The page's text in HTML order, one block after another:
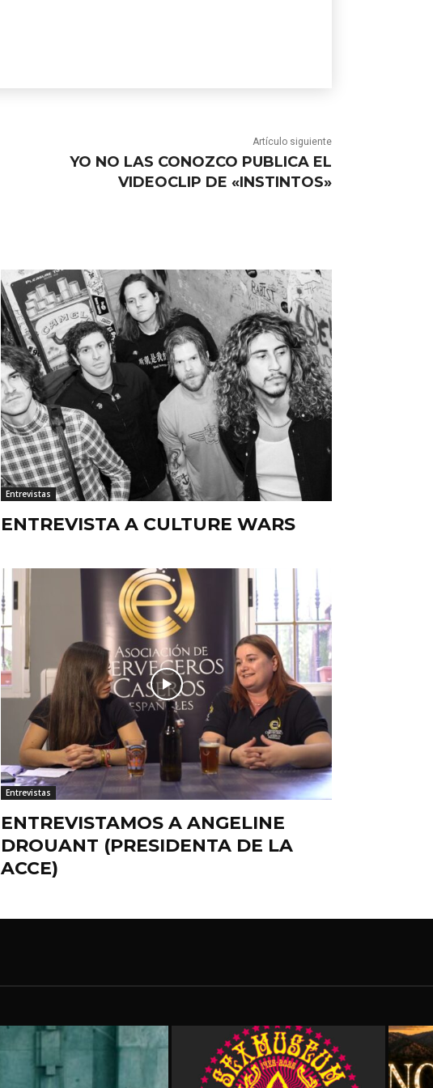
Artículo siguiente
YO NO LAS CONOZCO PUBLICA EL
VIDEOCLIP DE «INSTINTOS»
Entrevistas
ENTREVISTA A CULTURE WARS
Entrevistas
ENTREVISTAMOS A ANGELINE
DROUANT (PRESIDENTA DE LA
ACCE)